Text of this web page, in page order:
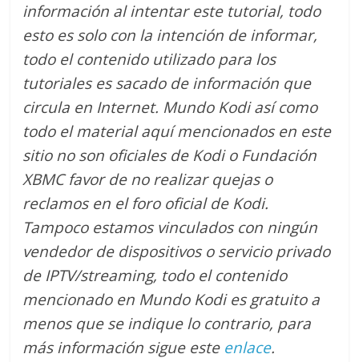
información al intentar este tutorial, todo
esto es solo con la intención de informar,
todo el contenido utilizado para los
tutoriales es sacado de información que
circula en Internet. Mundo Kodi así como
todo el material aquí mencionados en este
sitio no son oficiales de Kodi o Fundación
XBMC favor de no realizar quejas o
reclamos en el foro oficial de Kodi.
Tampoco estamos vinculados con ningún
vendedor de dispositivos o servicio privado
de IPTV/streaming, todo el contenido
mencionado en Mundo Kodi es gratuito a
menos que se indique lo contrario, para
más información sigue este enlace.